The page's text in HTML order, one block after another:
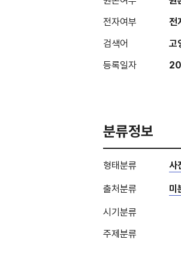
전자여부
전
검색어
고
등록일자
분류정보
형태분류 사
출처분류 미
시기분류
주제분류